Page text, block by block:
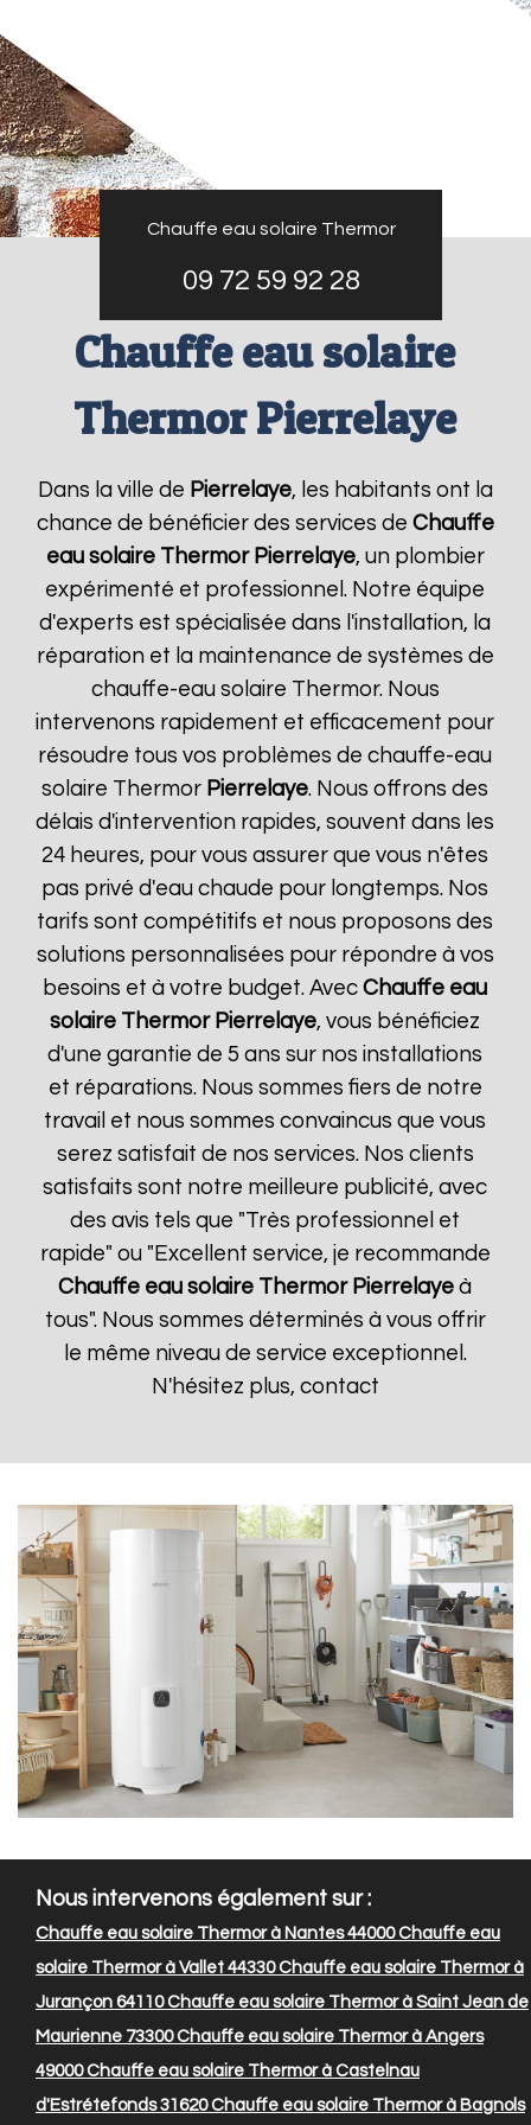
Chauffe eau solaire Thermor
09 72 59 92 28
Chauffe eau solaire
Thermor Pierrelaye
Dans la ville de Pierrelaye, les habitants ont la
chance de bénéficier des services de Chauffe
eau solaire Thermor Pierrelaye, un plombier
expérimenté et professionnel. Notre équipe
d'experts est spécialisée dans l'installation, la
réparation et la maintenance de systèmes de
chauffe-eau solaire Thermor. Nous
intervenons rapidement et efficacement pour
résoudre tous vos problèmes de chauffe-eau
solaire Thermor Pierrelaye. Nous offrons des
délais d'intervention rapides, souvent dans les
24 heures, pour vous assurer que vous n'êtes
pas privé d'eau chaude pour longtemps. Nos
tarifs sont compétitifs et nous proposons des
solutions personnalisées pour répondre à vos
besoins et à votre budget. AvecChauffe eau
solaire Thermor Pierrelaye, vous bénéficiez
d'une garantie de 5 ans sur nos installations
et réparations. Nous sommes fiers de notre
travail et nous sommes convaincus que vous
serez satisfait de nos services. Nos clients
satisfaits sont notre meilleure publicité, avec
des avis tels que "Très professionnel et
rapide" ou "Excellent service, je recommande
Chauffe eau solaire Thermor Pierrelaye à
tous". Nous sommes déterminés à vous offrir
le même niveau de service exceptionnel.
N'hésitez plus, contact
Nous intervenons également sur :
Chauffe eau solaire Thermor à Nantes 44000Chauffe eau
solaire Thermor à Vallet 44330Chauffe eau solaire Thermor à
Jurançon 64110Chauffe eau solaire Thermor à Saint Jean de
Maurienne 73300Chauffe eau solaire Thermor à Angers
49000Chauffe eau solaire Thermor à Castelnau
d'Estrétefonds 31620Chauffe eau solaire Thermor à Bagnols